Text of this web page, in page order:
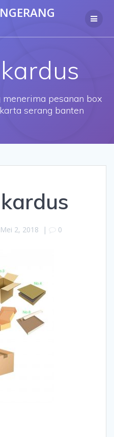
to
pesanan box
serang banten
Mei 2, 2018 | 0